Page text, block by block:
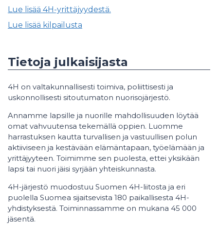
Lue lisää 4H-yrittäjyydestä.
Lue lisää kilpailusta
Tietoja julkaisijasta
4H on valtakunnallisesti toimiva, poliittisesti ja
uskonnollisesti sitoutumaton nuorisojärjestö.
Annamme lapsille ja nuorille mahdollisuuden löytää
omat vahvuutensa tekemällä oppien. Luomme
harrastuksen kautta turvallisen ja vastuullisen polun
aktiiviseen ja kestävään elämäntapaan, työelämään ja
yrittäjyyteen. Toimimme sen puolesta, ettei yksikään
lapsi tai nuori jäisi syrjään yhteiskunnasta.
4H-järjestö muodostuu Suomen 4H-liitosta ja eri
puolella Suomea sijaitsevista 180 paikallisesta 4H-
yhdistyksestä. Toiminnassamme on mukana 45 000
jäsentä.